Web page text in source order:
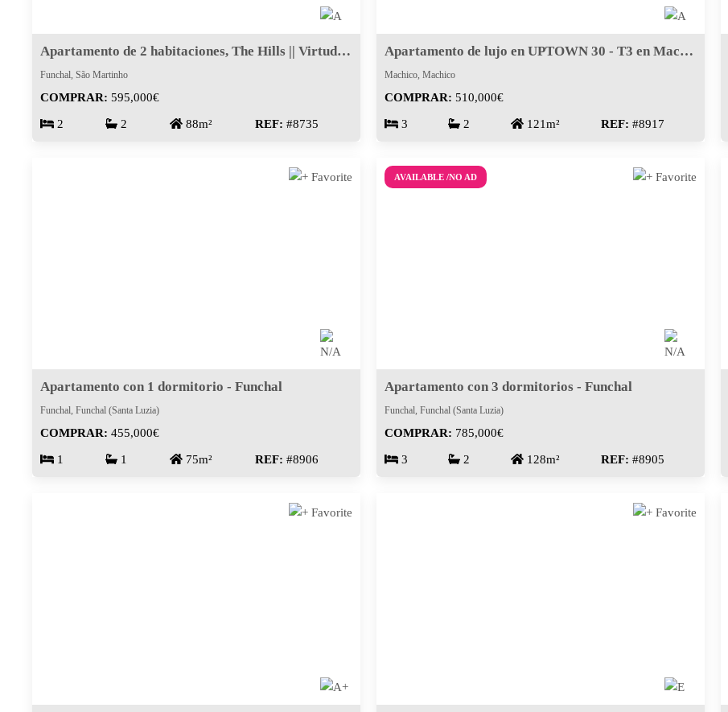
Apartamento de 2 habitaciones, The Hills || Virtudes, Funchal
Funchal, São Martinho
COMPRAR: 595,000€
2 2 88m² REF: #8735
Apartamento de lujo en UPTOWN 30 - T3 en Machico
Machico, Machico
COMPRAR: 510,000€
3 2 121m² REF: #8917
Apartamento con 1 dormitorio - Funchal
Funchal, Funchal (Santa Luzia)
COMPRAR: 455,000€
1 1 75m² REF: #8906
AVAILABLE /NO AD
Apartamento con 3 dormitorios - Funchal
Funchal, Funchal (Santa Luzia)
COMPRAR: 785,000€
3 2 128m² REF: #8905